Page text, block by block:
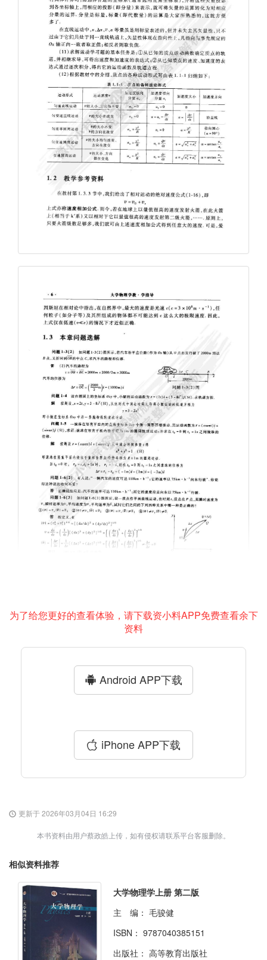
为了给您更好的查看体验，请下载资小料APP免费查看余下
资料
Android APP下载
iPhone APP下载
更新于 2026年03月04日 16:29
本书资料由用户蔡政皓上传，如有侵权请联系平台客服删除。
相似资料推荐
大学物理学上册 第二版
主 编： 毛骏健
ISBN： 9787040385151
出版社： 高等教育出版社